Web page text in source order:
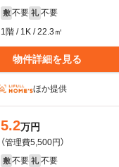
敷 不要 礼 不要
1階 / 1K / 22.3㎡
物件詳細を見る
ほか提供
5.2万円
（管理費5,500円）
敷 不要 礼 不要